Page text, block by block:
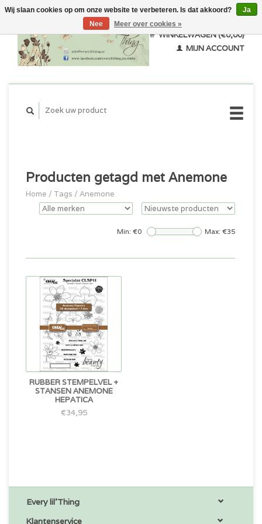
WINKELWAGEN (€0,00)
MIJN ACCOUNT
Producten getagd met Anemone
Home / Tags / Anemone
Min: €0 Max: €35
RUBBER STEMPELVEL +
STANSEN ANEMONE
HEPATICA
€34,95
Every lil'Thing
Klantenservice
Wij slaan cookies op om onze website te verbeteren. Is dat akkoord?
Ja
Nee
Meer over cookies »